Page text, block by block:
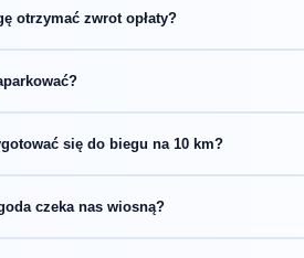
otrzymać zwrot opłaty?
się do biegu na 10 km?
tygodniowo i zadbaj o co najmniej
czeka nas wiosną?